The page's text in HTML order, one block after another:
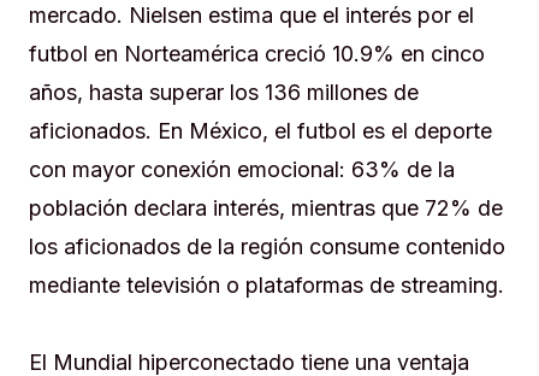
mercado. Nielsen estima que el interés por el
futbol en Norteamérica creció 10.9% en cinco
años, hasta superar los 136 millones de
aficionados. En México, el futbol es el deporte
con mayor conexión emocional: 63% de la
población declara interés, mientras que 72% de
los aficionados de la región consume contenido
mediante televisión o plataformas de streaming.
El Mundial hiperconectado tiene una ventaja